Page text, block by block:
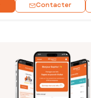
Contacter